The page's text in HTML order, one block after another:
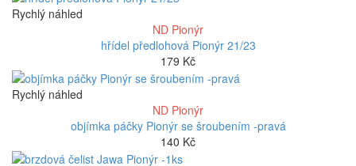
Rychlý náhled
ND Pionýr
hřídel předlohová Pionýr 21/23
179 Kč
Rychlý náhled
ND Pionýr
objímka páčky Pionýr se šroubením -pravá
140 Kč